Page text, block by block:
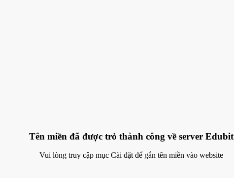
Tên miền đã được trỏ thành công về server Edubit
Vui lòng truy cập mục Cài đặt để gắn tên miền vào website